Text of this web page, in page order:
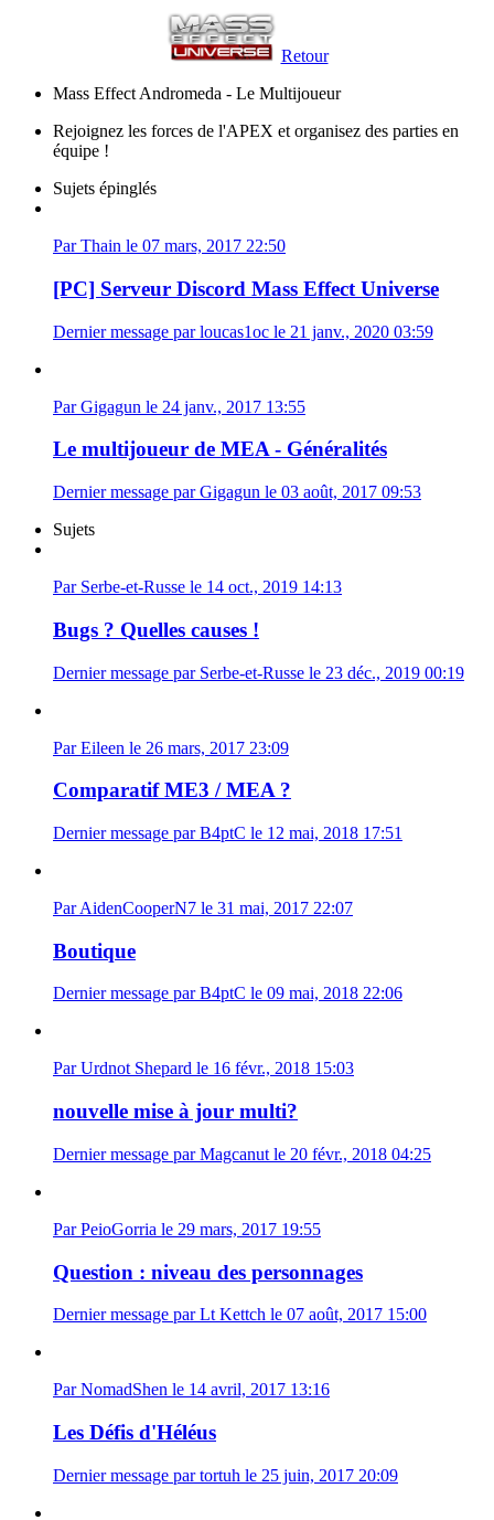
Retour
Mass Effect Andromeda - Le Multijoueur
Rejoignez les forces de l'APEX et organisez des parties en
équipe !
Sujets épinglés
Par Thain le 07 mars, 2017 22:50
[PC] Serveur Discord Mass Effect Universe
Dernier message par loucas1oc le 21 janv., 2020 03:59
Par Gigagun le 24 janv., 2017 13:55
Le multijoueur de MEA - Généralités
Dernier message par Gigagun le 03 août, 2017 09:53
Sujets
Par Serbe-et-Russe le 14 oct., 2019 14:13
Bugs ? Quelles causes !
Dernier message par Serbe-et-Russe le 23 déc., 2019 00:19
Par Eileen le 26 mars, 2017 23:09
Comparatif ME3 / MEA ?
Dernier message par B4ptC le 12 mai, 2018 17:51
Par AidenCooperN7 le 31 mai, 2017 22:07
Boutique
Dernier message par B4ptC le 09 mai, 2018 22:06
Par Urdnot Shepard le 16 févr., 2018 15:03
nouvelle mise à jour multi?
Dernier message par Magcanut le 20 févr., 2018 04:25
Par PeioGorria le 29 mars, 2017 19:55
Question : niveau des personnages
Dernier message par Lt Kettch le 07 août, 2017 15:00
Par NomadShen le 14 avril, 2017 13:16
Les Défis d'Héléus
Dernier message par tortuh le 25 juin, 2017 20:09